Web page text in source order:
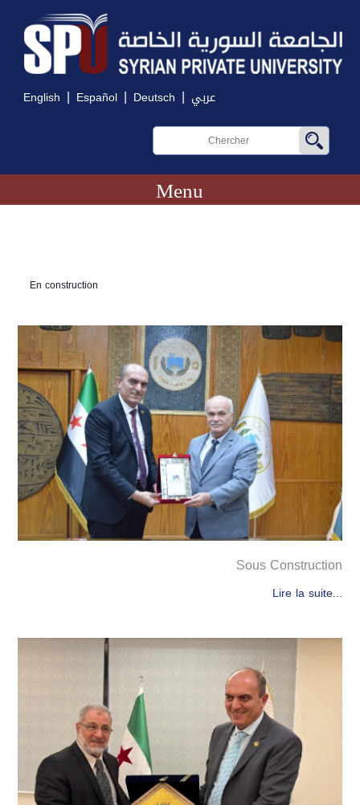
English | Español | Deutsch | عربي
Menu
En construction
Sous Construction
Lire la suite...